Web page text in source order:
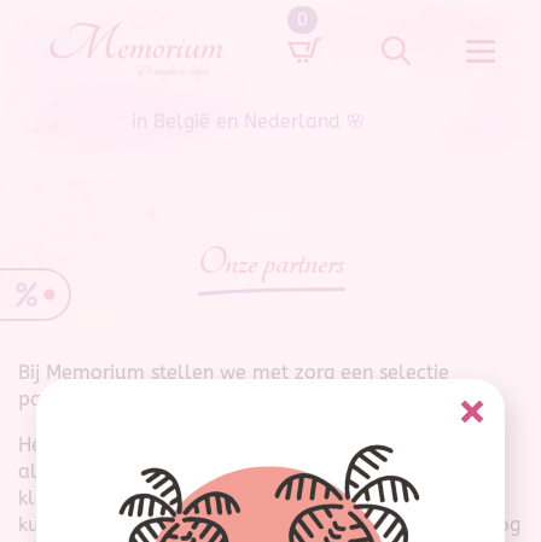
0
for:
in België en Nederland 🌸
Onze partners
Bij Memorium stellen we met zorg een selectie
partners voor waar we nauw mee samenwerken.
Het zijn bedrijven die onze waarden delen en die net
als wij inzetten op kwaliteit, vakmanschap en
klantvriendelijkheid. Dankzij deze samenwerkingen
kunnen wij ons aanbod uitbreiden en onze klanten nog